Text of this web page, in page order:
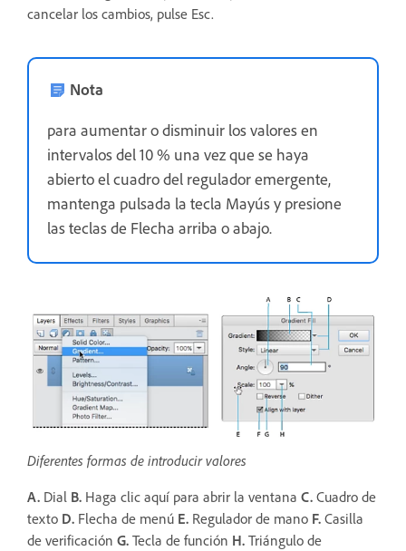
cancelar los cambios, pulse Esc.
Nota
para aumentar o disminuir los valores en
intervalos del 10 % una vez que se haya
abierto el cuadro del regulador emergente,
mantenga pulsada la tecla Mayús y presione
las teclas de Flecha arriba o abajo.
Diferentes formas de introducir valores
A. Dial B. Haga clic aquí para abrir la ventana C. Cuadro de
texto D. Flecha de menú E. Regulador de mano F. Casilla
de verificación G. Tecla de función H. Triángulo de